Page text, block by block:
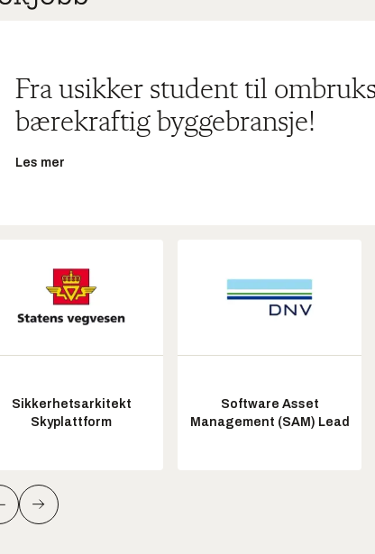
Fra usikker student til
bærekraftig byggebransje!
Les mer
Sikkerhetsarkitekt
Skyplattform
Software Asset
Management (SAM) Lead